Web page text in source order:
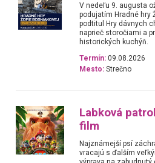
V nedeľu 9. augusta
podujatím Hradné hry
podtitul Hry dávnych
naprieč storočiami a
historických kuchýň.
Termín: 09.08.2026
Mesto: Strečno
Labková
film
Najznámejší psí
vracajú s ďalším